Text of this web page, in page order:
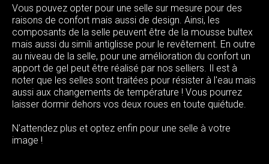
Vous pouvez opter pour une selle sur mesure pour des
raisons de confort mais aussi de design. Ainsi, les
composants de la selle peuvent être de la mousse bultex
mais aussi du simili antiglisse pour le revêtement. En outre
au niveau de la selle, pour une amélioration du confort un
apport de gel peut être réalisé par nos selliers. Il est à
noter que les selles sont traitées pour résister à l'eau mais
aussi aux changements de température ! Vous pourrez
laisser dormir dehors vos deux roues en toute quiétude.
N'attendez plus et optez enfin pour une selle à votre
image !